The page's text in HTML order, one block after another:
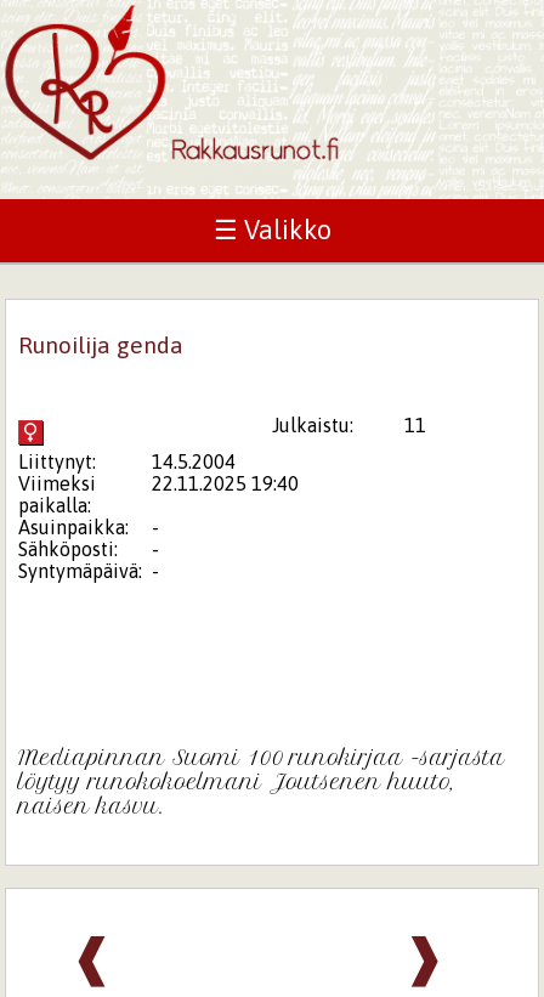
☰ Valikko
Runoilija genda
Julkaistu:
11
Liittynyt:
14.5.2004
Viimeksi
paikalla:
22.11.2025 19:40
Asuinpaikka:
-
Sähköposti:
-
Syntymäpäivä: -
Mediapinnan Suomi 100 runokirjaa -sarjasta
löytyy runokokoelmani Joutsenen huuto,
naisen kasvu.
❱
❰